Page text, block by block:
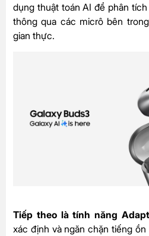
dụng thuật toán AI để phân
thông qua các micrô bên
gian thực.
Tiếp theo là tính năng
xác định và ngăn chặn tiếng